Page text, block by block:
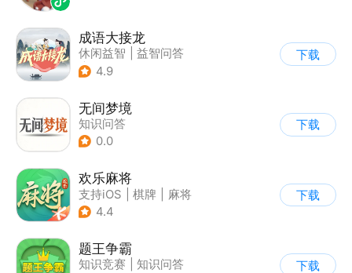
成语大接龙
休闲益智
益智问答
| 成语
4.9
下载
无间梦境
知识问答
0.0
下载
欢乐麻将
支持iOS 棋牌
麻将
| 腾讯
4.4
下载
题王争霸
知识竞赛
知识问答
下载